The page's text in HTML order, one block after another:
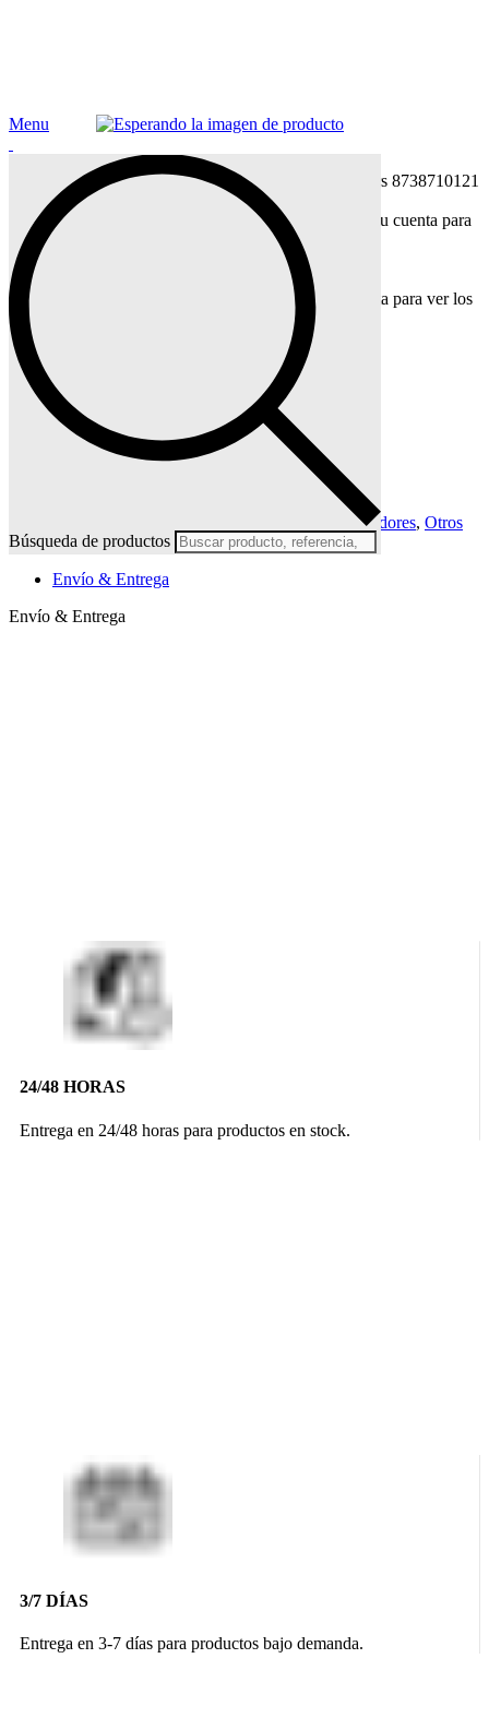
Menu
Búsqueda de productos
Click to enlarge
Otros productosCuerpo agua calentador Junkers 8738710121
Termopar universal cabeza lisa M9 Lg.900
Accede a tu cuenta para
ver los precios
Back to products
Manómetro seco s/inferior 0-10 bar.
Accede a tu cuenta para ver los
precios
Cuerpo agua calentador
Junkers 8738710121
Accede a tu cuenta para ver los precios
Otros recambios para calentadores, Otros
productos
Envío & Entrega
Envío & Entrega
24/48 HORAS
Entrega en 24/48 horas para productos en stock.
3/7 DÍAS
Entrega en 3-7 días para productos bajo demanda.